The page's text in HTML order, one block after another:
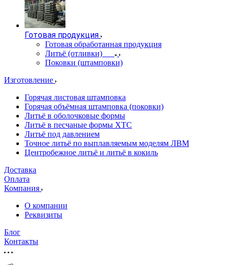
Готовая продукция
Готовая обработанная продукция
Литьё (отливки)
Поковки (штамповки)
Изготовление
Горячая листовая штамповка
Горячая объёмная штамповка (поковки)
Литьё в оболочковые формы
Литьё в песчаные формы ХТС
Литьё под давлением
Точное литьё по выплавляемым моделям ЛВМ
Центробежное литьё и литьё в кокиль
Доставка
Оплата
Компания
О компании
Реквизиты
Блог
Контакты